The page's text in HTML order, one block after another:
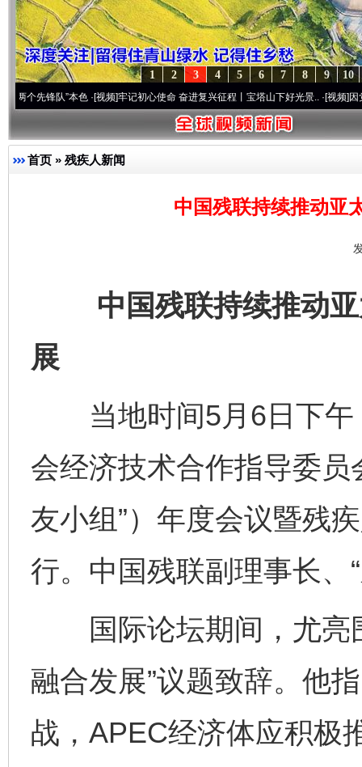
10
9
8
7
6
5
4
3
2
1
队”本色·[视频]牢记初心使命 奋进复兴征程丨宝塔山下好光景..·[视频]因党而生 为
首页 » 残疾人新闻
中国残联持续推动亚
中国残联持续推动亚
展
当地时间5月6日下午
会经济技术合作指导委员
友小组”）年度会议暨残
行。中国残联副理事长、
国际论坛期间，尤亮
融合发展”议题致辞。他
战，APEC经济体应积极